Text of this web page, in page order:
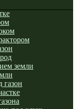
земли
газон